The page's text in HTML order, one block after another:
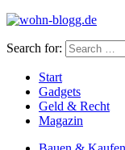
Search for:
Start
Gadgets
Geld & Recht
Magazin